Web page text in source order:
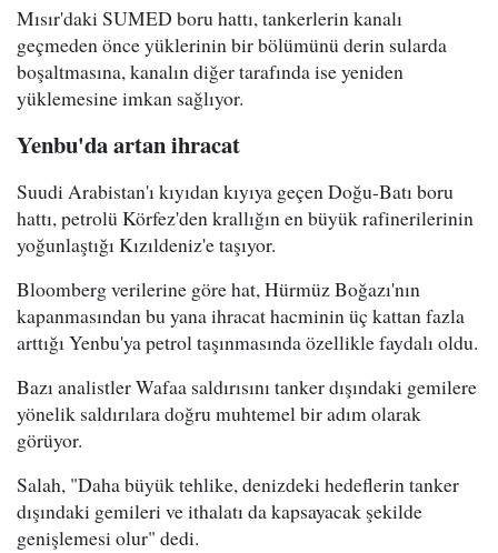
Mısır'daki SUMED boru hattı, tankerlerin kanalı
geçmeden önce yüklerinin bir bölümünü derin sularda
boşaltmasına, kanalın diğer tarafında ise yeniden
yüklemesine imkan sağlıyor.
Yenbu'da artan ihracat
Suudi Arabistan'ı kıyıdan kıyıya geçen Doğu-Batı boru
hattı, petrolü Körfez'den krallığın en büyük rafinerilerinin
yoğunlaştığı Kızıldeniz'e taşıyor.
Bloomberg verilerine göre hat, Hürmüz Boğazı'nın
kapanmasından bu yana ihracat hacminin üç kattan fazla
arttığı Yenbu'ya petrol taşınmasında özellikle faydalı oldu.
Bazı analistler Wafaa saldırısını tanker dışındaki gemilere
yönelik saldırılara doğru muhtemel bir adım olarak
görüyor.
Salah, "Daha büyük tehlike, denizdeki hedeflerin tanker
dışındaki gemileri ve ithalatı da kapsayacak şekilde
genişlemesi olur" dedi.